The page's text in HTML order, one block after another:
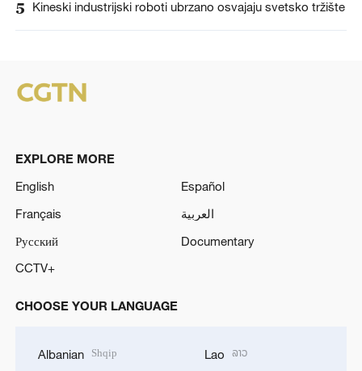
5 Kineski industrijski roboti ubrzano osvajaju svetsko tržište
EXPLORE MORE
English
Español
Français
العربية
Русский
Documentary
CCTV+
CHOOSE YOUR LANGUAGE
Albanian Shqip Lao ລາວ